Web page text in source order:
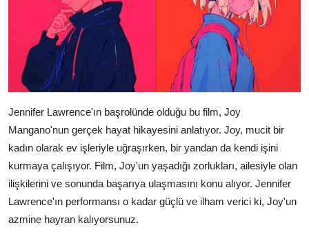
Jennifer Lawrence'ın başrolünde olduğu bu film, Joy
Mangano'nun gerçek hayat hikayesini anlatıyor. Joy, mucit bir
kadın olarak ev işleriyle uğraşırken, bir yandan da kendi işini
kurmaya çalışıyor. Film, Joy'un yaşadığı zorlukları, ailesiyle olan
ilişkilerini ve sonunda başarıya ulaşmasını konu alıyor. Jennifer
Lawrence'ın performansı o kadar güçlü ve ilham verici ki, Joy'un
azmine hayran kalıyorsunuz.